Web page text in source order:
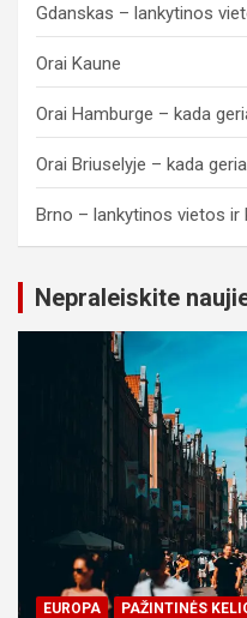
Gdanskas – lankytinos
Orai Kaune
Orai Hamburge – kada
Orai Briuselyje – kada
Brno – lankytinos vietos
Nepraleiskite
EUROPA PAŽINTINĖS